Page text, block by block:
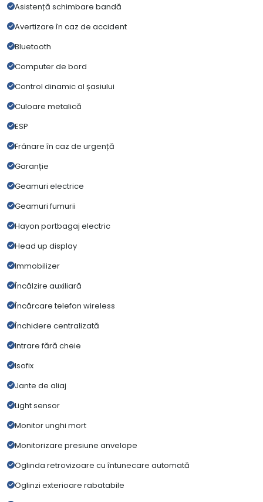
Asistență schimbare bandă
Avertizare în caz de accident
Bluetooth
Computer de bord
Control dinamic al șasiului
Culoare metalică
ESP
Frânare în caz de urgență
Garanție
Geamuri electrice
Geamuri fumurii
Hayon portbagaj electric
Head up display
Immobilizer
Încălzire auxiliară
Încărcare telefon wireless
Închidere centralizată
Intrare fără cheie
Isofix
Jante de aliaj
Light sensor
Monitor unghi mort
Monitorizare presiune anvelope
Oglinda retrovizoare cu întunecare automată
Oglinzi exterioare rabatabile